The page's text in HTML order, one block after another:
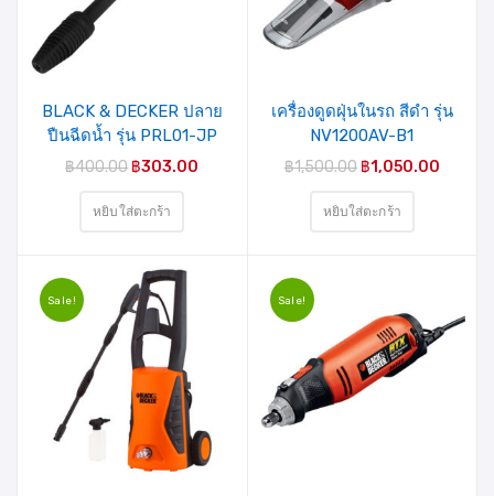
BLACK & DECKER ปลาย
ปืนฉีดน้ำ รุ่น PRL01-JP
฿400.00 ฿303.00
หยิบใส่ตะกร้า
เครื่องดูดฝุ่นในรถ สีดำ รุ่น
NV1200AV-B1
BLACK&DECKER
฿1,500.00 ฿1,050.00
หยิบใส่ตะกร้า
Sale! Sale!